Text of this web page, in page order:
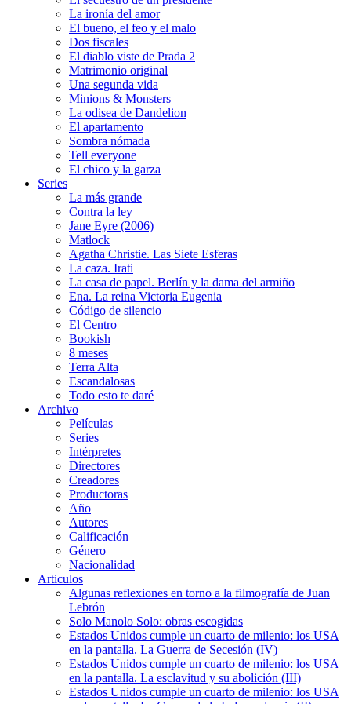
La ironía del amor
El bueno, el feo y el malo
Dos fiscales
El diablo viste de Prada 2
Matrimonio original
Una segunda vida
Minions & Monsters
La odisea de Dandelion
El apartamento
Sombra nómada
Tell everyone
El chico y la garza
Series
La más grande
Contra la ley
Jane Eyre (2006)
Matlock
Agatha Christie. Las Siete Esferas
La caza. Irati
La casa de papel. Berlín y la dama del armiño
Ena. La reina Victoria Eugenia
Código de silencio
El Centro
Bookish
8 meses
Terra Alta
Escandalosas
Todo esto te daré
Archivo
Películas
Series
Intérpretes
Directores
Creadores
Productoras
Año
Autores
Calificación
Género
Nacionalidad
Articulos
Algunas reflexiones en torno a la filmografía de Juan
Lebrón
Solo Manolo Solo: obras escogidas
Estados Unidos cumple un cuarto de milenio: los USA
en la pantalla. La Guerra de Secesión (IV)
Estados Unidos cumple un cuarto de milenio: los USA
en la pantalla. La esclavitud y su abolición (III)
Estados Unidos cumple un cuarto de milenio: los USA